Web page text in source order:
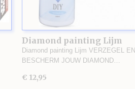
Diamond painting Lijm
Diamond painting Lijm VERZEGEL EN
BESCHERM JOUW DIAMOND…
€ 12,95